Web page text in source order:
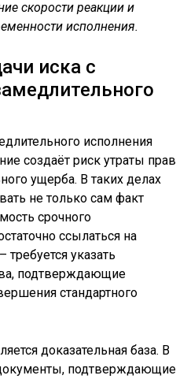
скорости реакции и
исполнения.
иска с
исполнения
создаёт риск утраты прав
ущерба. В таких делах
не только сам факт
срочного
ссылаться на
указать
подтверждающие
стандартного
доказательная база. В
подтверждающие